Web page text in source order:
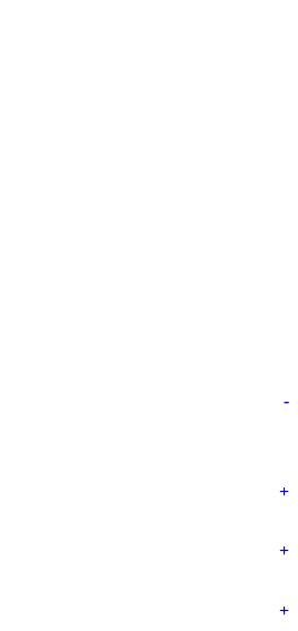
-
+
+
+